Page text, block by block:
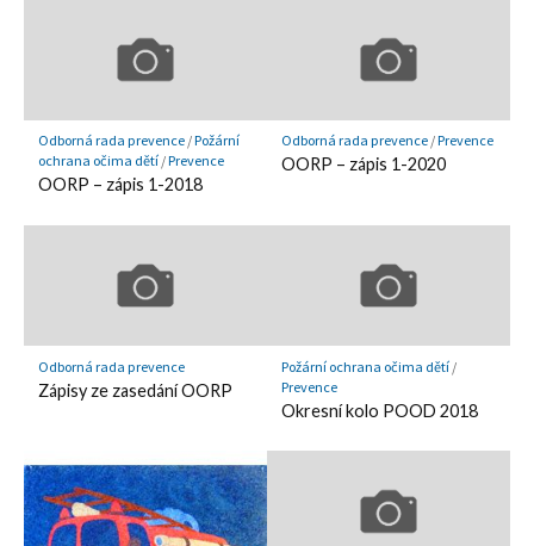
Odborná rada prevence/Požární
ochrana očima dětí/Prevence
OORP – zápis 1-2018
Odborná rada prevence/Prevence
OORP – zápis 1-2020
Odborná rada prevence
Zápisy ze zasedání OORP
Požární ochrana očima dětí/
Prevence
Okresní kolo POOD 2018